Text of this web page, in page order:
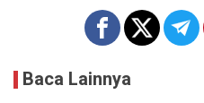
Baca Lainnya